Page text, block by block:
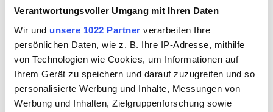
Verantwortungsvoller Umgang mit Ihren Daten
Wir und unsere 1022 Partner verarbeiten Ihre
persönlichen Daten, wie z. B. Ihre IP-Adresse, mithilfe
von Technologien wie Cookies, um Informationen auf
Ihrem Gerät zu speichern und darauf zuzugreifen und so
personalisierte Werbung und Inhalte, Messungen von
Werbung und Inhalten, Zielgruppenforschung sowie